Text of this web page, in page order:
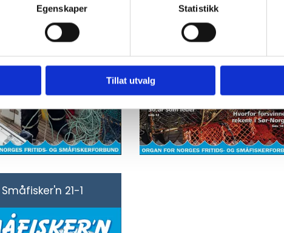
Egenskaper Statistikk
Tillat utvalg
Småfisker'n 21-1